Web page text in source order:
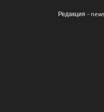
Редакция -